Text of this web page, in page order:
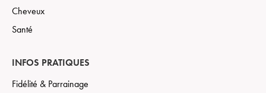
Cheveux
Santé
INFOS PRATIQUES
Fidélité & Parrainage